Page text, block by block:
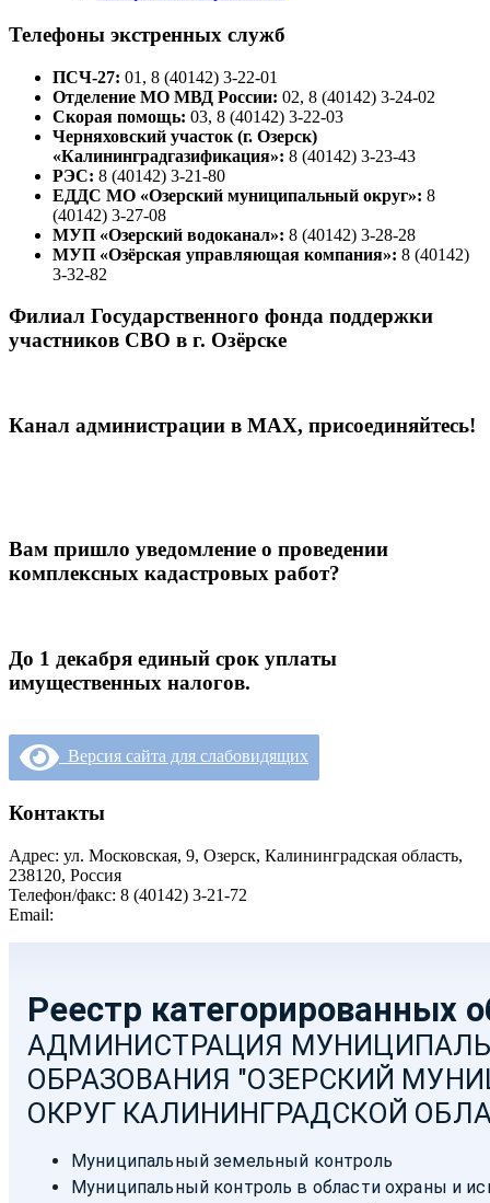
Телефоны экстренных служб
ПСЧ-27: 01, 8 (40142) 3-22-01
Отделение МО МВД России: 02, 8 (40142) 3-24-02
Скорая помощь: 03, 8 (40142) 3-22-03
Черняховский участок (г. Озерск)
«Калининградгазификация»: 8 (40142) 3-23-43
РЭС: 8 (40142) 3-21-80
ЕДДС МО «Озерский муниципальный округ»: 8
(40142) 3-27-08
МУП «Озерский водоканал»: 8 (40142) 3-28-28
МУП «Озёрская управляющая компания»: 8 (40142)
3-32-82
Филиал Государственного фонда поддержки
участников СВО в г. Озёрске
Канал администрации в МАХ, присоединяйтесь!
Вам пришло уведомление о проведении
комплексных кадастровых работ?
До 1 декабря единый срок уплаты
имущественных налогов.
Версия сайта для слабовидящих
Контакты
Адрес: ул. Московская, 9, Озерск, Калининградская область,
238120, Россия
Телефон/факс: 8 (40142) 3-21-72
Email: